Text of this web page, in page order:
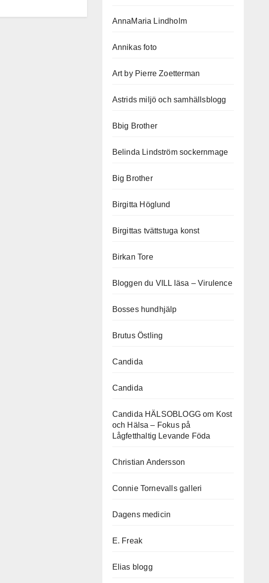
AnnaMaria Lindholm
Annikas foto
Art by Pierre Zoetterman
Astrids miljö och samhällsblogg
Bbig Brother
Belinda Lindström sockernmage
Big Brother
Birgitta Höglund
Birgittas tvättstuga konst
Birkan Tore
Bloggen du VILL läsa – Virulence
Bosses hundhjälp
Brutus Östling
Candida
Candida
Candida HÄLSOBLOGG om Kost
och Hälsa – Fokus på
Lågfetthaltig Levande Föda
Christian Andersson
Connie Tornevalls galleri
Dagens medicin
E. Freak
Elias blogg